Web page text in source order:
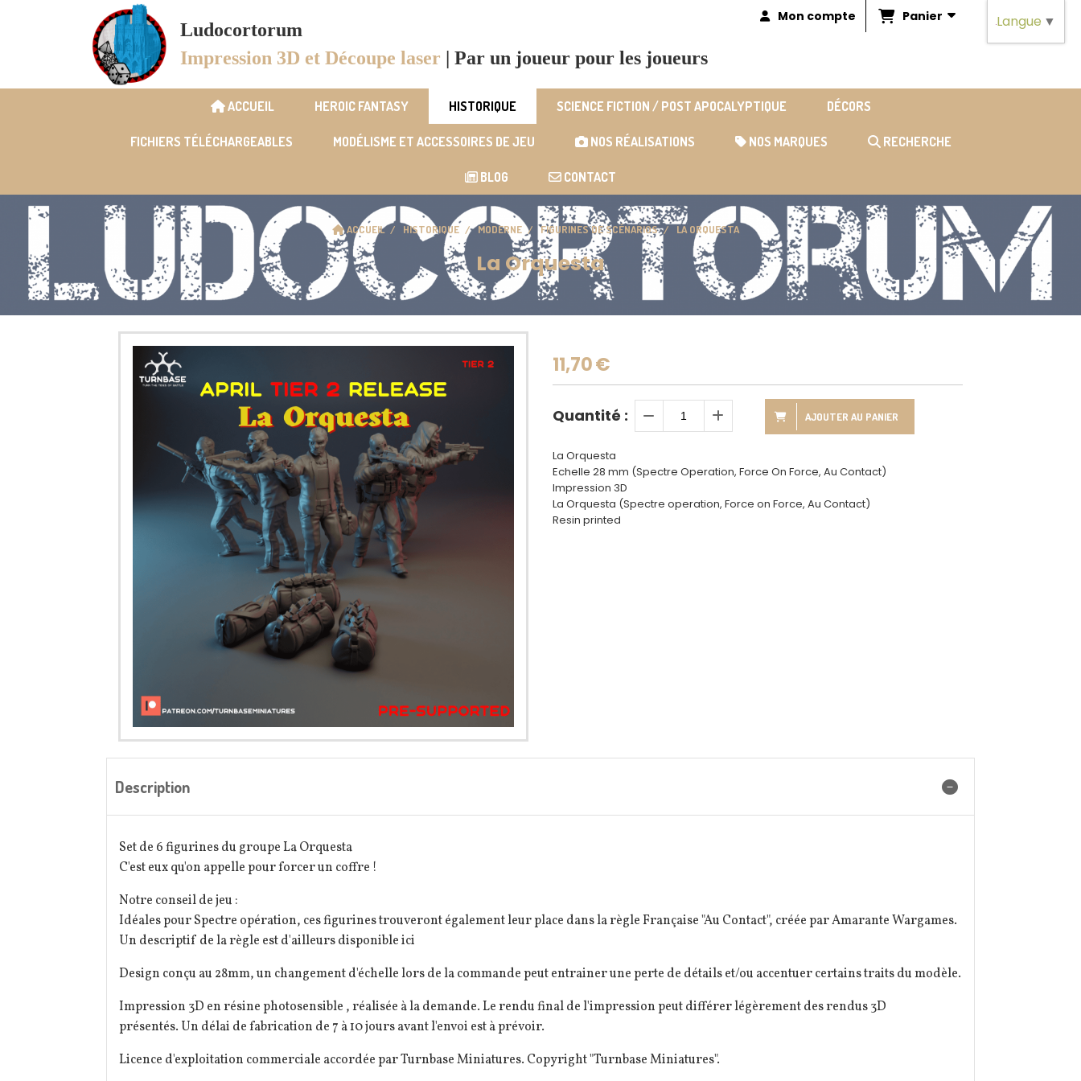
Ludocortorum
Impression 3D et Découpe laser | Par un joueur pour les joueurs
Mon compte Panier
ACCUEIL HEROIC FANTASY HISTORIQUE SCIENCE FICTION / POST APOCALYPTIQUE DÉCORS
FICHIERS TÉLÉCHARGEABLES MODÉLISME ET ACCESSOIRES DE JEU NOS RÉALISATIONS NOS MARQUES RECHERCHE
BLOG CONTACT
ACCUEIL HISTORIQUE MODERNE FIGURINES DE SCÉNARIOS LA ORQUESTA
La Orquesta
11,70€
Quantité : AJOUTER AU PANIER
La Orquesta
Echelle 28 mm (Spectre Operation, Force On Force, Au Contact)
Impression 3D
La Orquesta (Spectre operation, Force on Force, Au Contact)
Resin printed
Description
Set de 6 figurines du groupe La Orquesta
C'est eux qu'on appelle pour forcer un coffre !
Notre conseil de jeu :
Idéales pour Spectre opération, ces figurines trouveront également leur place dans la règle Française "Au Contact", créée par Amarante Wargames.
Un descriptif de la règle est d'ailleurs disponible ici
Design conçu au 28mm, un changement d'échelle lors de la commande peut entrainer une perte de détails et/ou accentuer certains traits du modèle.
Impression 3D en résine photosensible , réalisée à la demande. Le rendu final de l'impression peut différer légèrement des rendus 3D
présentés. Un délai de fabrication de 7 à 10 jours avant l'envoi est à prévoir.
Licence d'exploitation commerciale accordée par Turnbase Miniatures. Copyright "Turnbase Miniatures".
Langue ▼
Panneau de gestion des cookies